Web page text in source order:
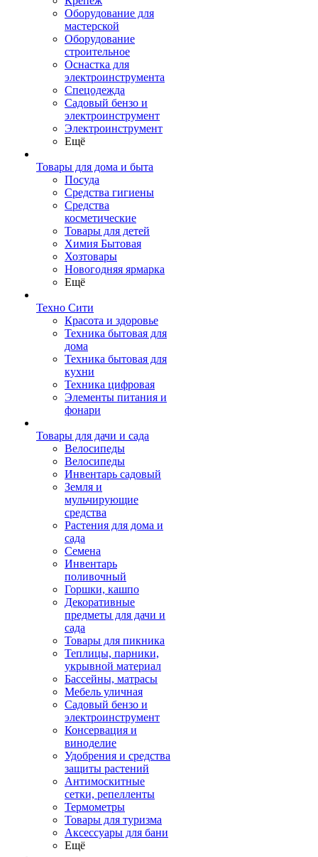
Оборудование для
мастерской
Оборудование
строительное
Оснастка для
электроинструмента
Спецодежда
Садовый бензо и
электроинструмент
Электроинструмент
Ещё
Товары для дома и быта
Посуда
Средства гигиены
Средства
косметические
Товары для детей
Химия Бытовая
Хозтовары
Новогодняя ярмарка
Ещё
Техно Сити
Красота и здоровье
Техника бытовая для
дома
Техника бытовая для
кухни
Техника цифровая
Элементы питания и
фонари
Товары для дачи и сада
Велосипеды
Велосипеды
Инвентарь садовый
Земля и
мульчирующие
средства
Растения для дома и
сада
Семена
Инвентарь
поливочный
Горшки, кашпо
Декоративные
предметы для дачи и
сада
Товары для пикника
Теплицы, парники,
укрывной материал
Бассейны, матрасы
Мебель уличная
Садовый бензо и
электроинструмент
Консервация и
виноделие
Удобрения и средства
защиты растений
Антимоскитные
сетки, репелленты
Термометры
Товары для туризма
Аксессуары для бани
Ещё